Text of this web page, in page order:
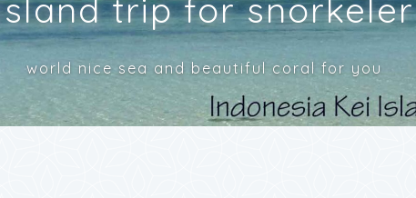
trip for snorkeler
world nice sea and beautiful coral for you